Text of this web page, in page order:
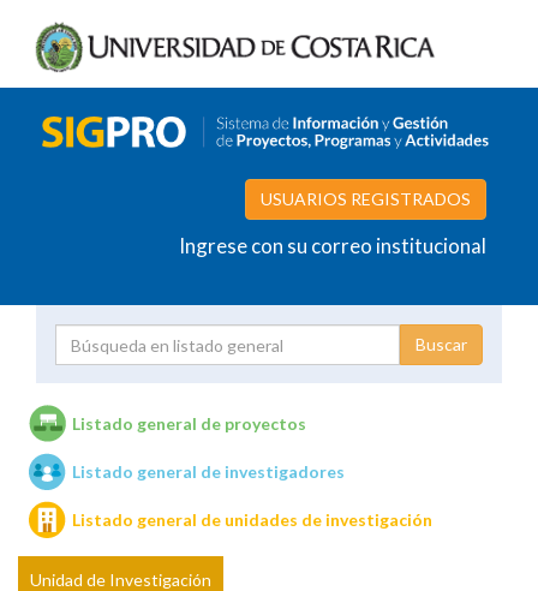
USUARIOS REGISTRADOS
Ingrese con su correo institucional
Unidades de investigación
Listado general de proyectos
Listado general de investigadores
Listado general de unidades de investigación
Unidad de Investigación